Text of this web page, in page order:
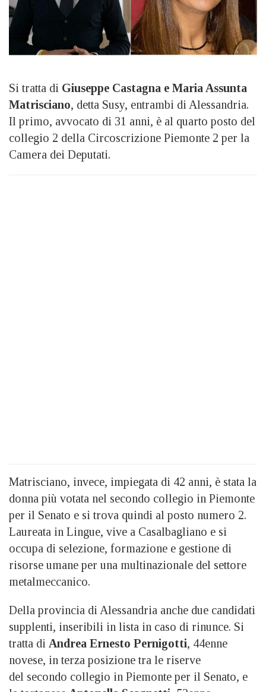
Si tratta di Giuseppe Castagna e Maria Assunta
Matrisciano, detta Susy, entrambi di Alessandria.
Il primo, avvocato di 31 anni, è al quarto posto del
collegio 2 della Circoscrizione Piemonte 2 per la
Camera dei Deputati.
Matrisciano, invece, impiegata di 42 anni, è stata la
donna più votata nel secondo collegio in Piemonte
per il Senato e si trova quindi al posto numero 2.
Laureata in Lingue, vive a Casalbagliano e si
occupa di selezione, formazione e gestione di
risorse umane per una multinazionale del settore
metalmeccanico.
Della provincia di Alessandria anche due candidati
supplenti, inseribili in lista in caso di rinunce. Si
tratta di Andrea Ernesto Pernigotti, 44enne
novese, in terza posizione tra le riserve
del secondo collegio in Piemonte per il Senato, e